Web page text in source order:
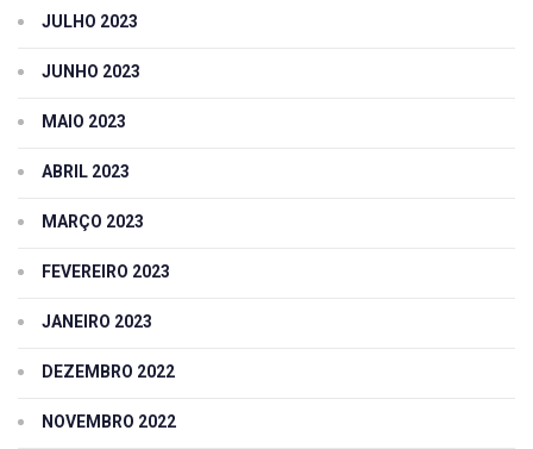
JULHO 2023
JUNHO 2023
MAIO 2023
ABRIL 2023
MARÇO 2023
FEVEREIRO 2023
JANEIRO 2023
DEZEMBRO 2022
NOVEMBRO 2022